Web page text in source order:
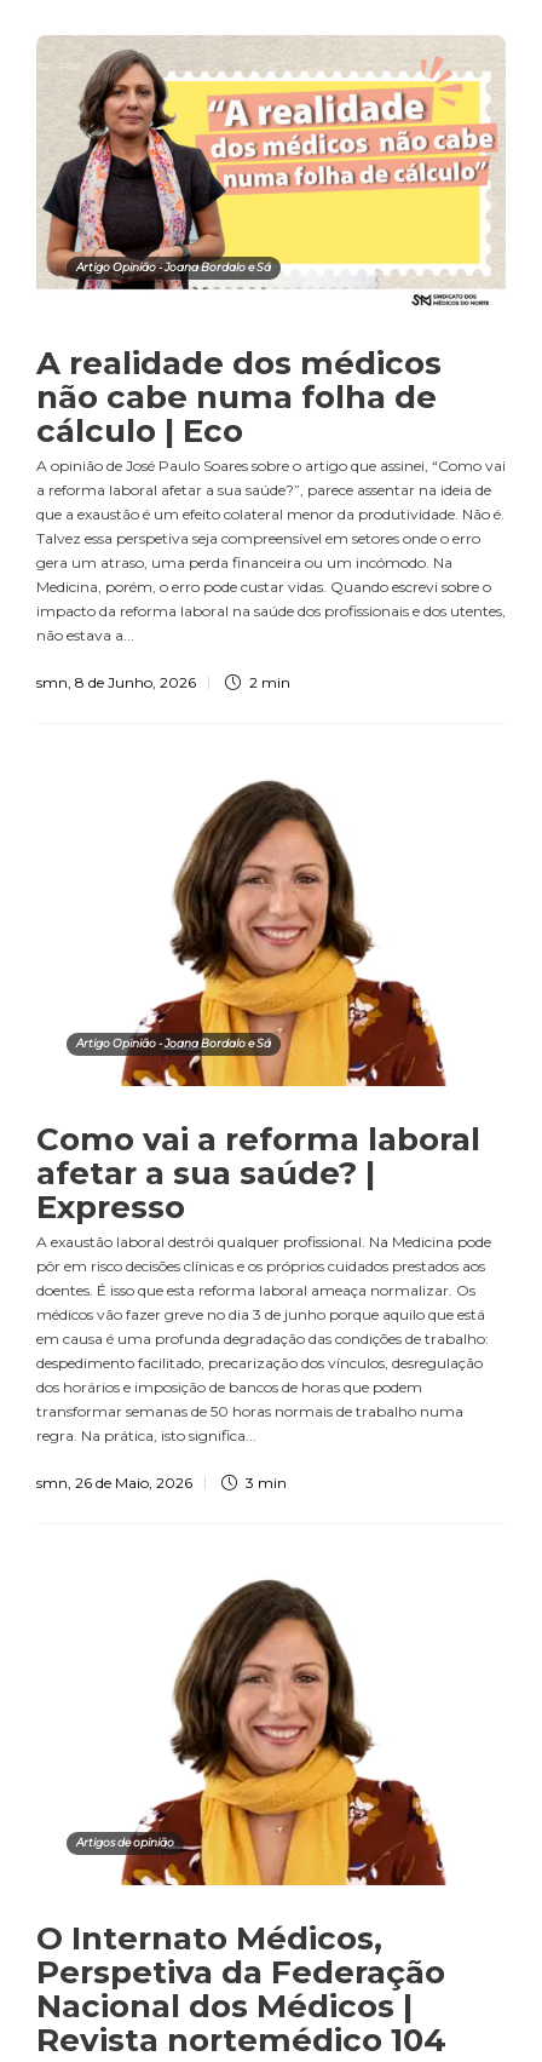
Artigo Opinião - Joana Bordalo e Sá
A realidade dos médicos
não cabe numa folha de
cálculo | Eco
A opinião de José Paulo Soares sobre o artigo que assinei, “Como vai
a reforma laboral afetar a sua saúde?”, parece assentar na ideia de
que a exaustão é um efeito colateral menor da produtividade. Não é.
Talvez essa perspetiva seja compreensível em setores onde o erro
gera um atraso, uma perda financeira ou um incómodo. Na
Medicina, porém, o erro pode custar vidas. Quando escrevi sobre o
impacto da reforma laboral na saúde dos profissionais e dos utentes,
não estava a...
smn, 8 de Junho, 2026 2 min
Artigo Opinião - Joana Bordalo e Sá
Como vai a reforma laboral
afetar a sua saúde? |
Expresso
A exaustão laboral destrói qualquer profissional. Na Medicina pode
pôr em risco decisões clínicas e os próprios cuidados prestados aos
doentes. É isso que esta reforma laboral ameaça normalizar. Os
médicos vão fazer greve no dia 3 de junho porque aquilo que está
em causa é uma profunda degradação das condições de trabalho:
despedimento facilitado, precarização dos vínculos, desregulação
dos horários e imposição de bancos de horas que podem
transformar semanas de 50 horas normais de trabalho numa
regra. Na prática, isto significa...
smn, 26 de Maio, 2026 3 min
Artigos de opinião
O Internato Médicos,
Perspetiva da Federação
Nacional dos Médicos |
Revista nortemédico 104